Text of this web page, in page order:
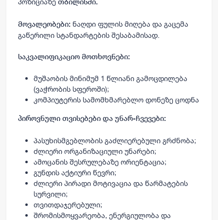
თბილისში.
მოვალეობები: ნაღდი ფულის მიღება და გაცემა
გაწერილი სტანდარტების შესაბამისად.
საკვალიფიკაციო მოთხოვნები:
მუშაობის მინიმუმ 1 წლიანი გამოცდილება
(ვაჭრობის სფეროში);
კომპიუტერის სამომხმარებლო დონეზე ცოდნა
პიროვნული თვისებები და უნარ-ჩვევები:
პასუხისმგებლობის გაძლიერებული გრძნობა;
ძლიერი ორგანიზაციული უნარები;
ამოცანის შესრულებაზე ორიენტაცია;
გუნდის აქტიური წევრი;
ძლიერი პირადი მოტივაცია და წარმატების
სურვილი;
თვითდაჯერებული;
შრომისმოყვარეობა, ენერგიულობა და